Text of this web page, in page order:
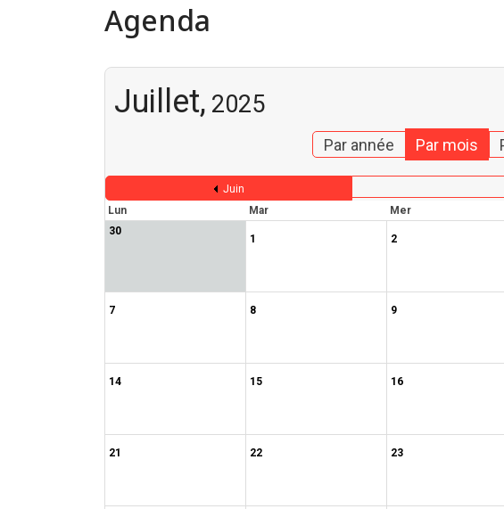
Agenda
Juillet, 2025
Par année Par mois
Juin
Lun
Mar Mer
30
1 2
7 8 9
14 15 16
21 22 23